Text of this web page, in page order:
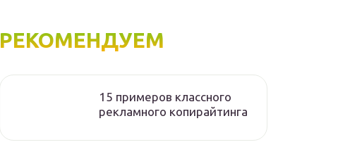
РЕКОМЕНДУЕМ
15 примеров классного
рекламного копирайтинга